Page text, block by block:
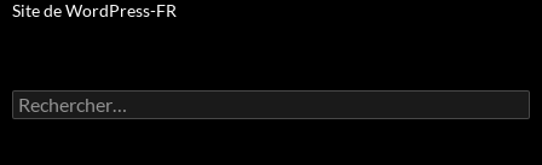
Site de WordPress-FR
Rechercher :